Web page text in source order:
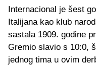
Internacional je šest
Italijana kao klub
sastala 1909. godine
Gremio slavio s 10:0,
jednog tima u ovim